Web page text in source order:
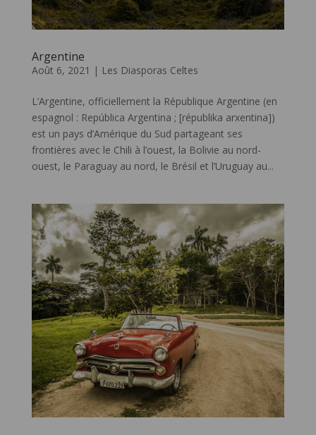
Argentine
Août 6, 2021 | Les Diasporas Celtes
L’Argentine, officiellement la République Argentine (en
espagnol : República Argentina ; [républika arxentina])
est un pays d’Amérique du Sud partageant ses
frontières avec le Chili à l’ouest, la Bolivie au nord-
ouest, le Paraguay au nord, le Brésil et l’Uruguay au...